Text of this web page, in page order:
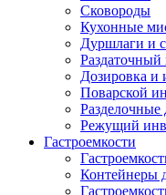
Сковороды
Кухонные
Дуршлаги и
Раздаточный
Дозировка и
Поварской
Разделочные
Режущий
Гастроемкости
Контейнеры